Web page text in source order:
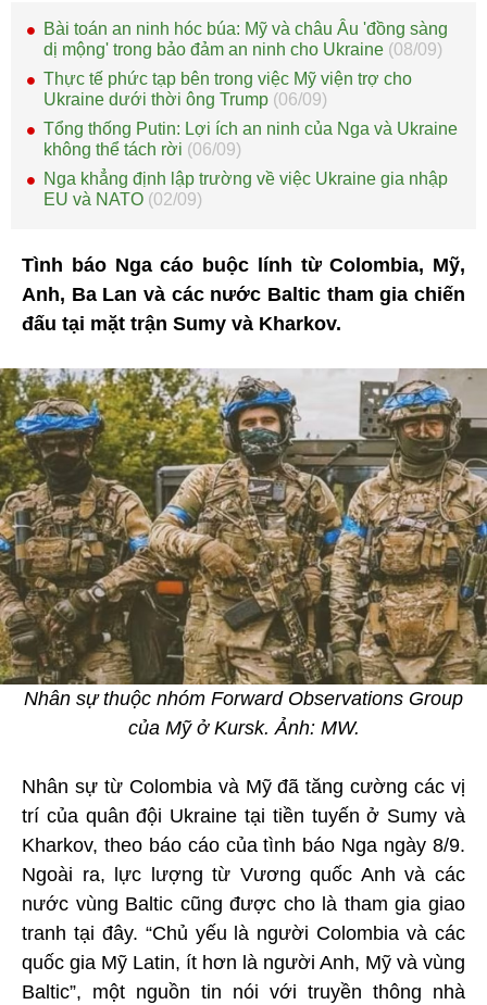
Bài toán an ninh hóc búa: Mỹ và châu Âu 'đồng sàng
dị mộng' trong bảo đảm an ninh cho Ukraine (08/09)
Thực tế phức tạp bên trong việc Mỹ viện trợ cho
Ukraine dưới thời ông Trump (06/09)
Tổng thống Putin: Lợi ích an ninh của Nga và Ukraine
không thể tách rời (06/09)
Nga khẳng định lập trường về việc Ukraine gia nhập
EU và NATO (02/09)
Tình báo Nga cáo buộc lính từ Colombia, Mỹ,
Anh, Ba Lan và các nước Baltic tham gia chiến
đấu tại mặt trận Sumy và Kharkov.
Nhân sự thuộc nhóm Forward Observations Group
của Mỹ ở Kursk. Ảnh: MW.
Nhân sự từ Colombia và Mỹ đã tăng cường các vị
trí của quân đội Ukraine tại tiền tuyến ở Sumy và
Kharkov, theo báo cáo của tình báo Nga ngày 8/9.
Ngoài ra, lực lượng từ Vương quốc Anh và các
nước vùng Baltic cũng được cho là tham gia giao
tranh tại đây. “Chủ yếu là người Colombia và các
quốc gia Mỹ Latin, ít hơn là người Anh, Mỹ và vùng
Baltic”, một nguồn tin nói với truyền thông nhà